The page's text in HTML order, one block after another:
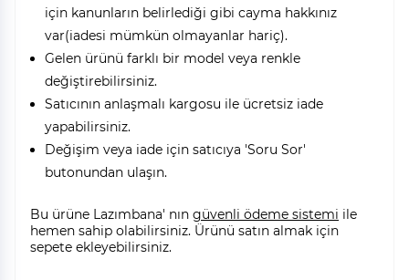
için kanunların belirlediği gibi cayma hakkınız
var(iadesi mümkün olmayanlar hariç).
Gelen ürünü farklı bir model veya renkle
değiştirebilirsiniz.
Satıcının anlaşmalı kargosu ile ücretsiz iade
yapabilirsiniz.
Değişim veya iade için satıcıya 'Soru Sor'
butonundan ulaşın.
Bu ürüne Lazımbana' nın güvenli ödeme sistemi ile
hemen sahip olabilirsiniz. Ürünü satın almak için
sepete ekleyebilirsiniz.